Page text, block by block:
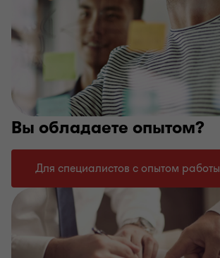
Вы обладаете опытом?
Для специалистов с опытом работы